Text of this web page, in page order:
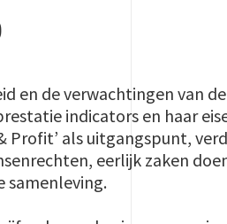
en de verwachtingen van
indicators en haar
Profit’ als uitgangspunt,
eerlijk zaken
samenleving.